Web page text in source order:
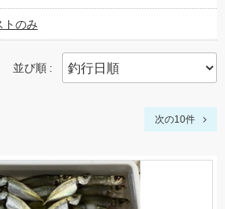
トのみ
並び順
次の10件